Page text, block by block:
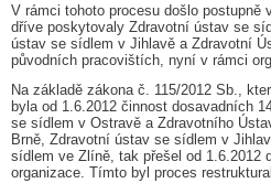
V rámci tohoto procesu došlo
dříve poskytovaly Zdravotní ústav se
ústav se sídlem v Jihlavě a Zdravotní
původních pracovištích, nyní v rámci
Na základě zákona č. 115/2012 Sb.,
byla od 1.6.2012 činnost dosavadních
se sídlem v Ostravě a Zdravotního
Brně, Zdravotní ústav se sídlem v
sídlem ve Zlíně, tak přešel od 1.6.2012
organizace. Tímto byl proces